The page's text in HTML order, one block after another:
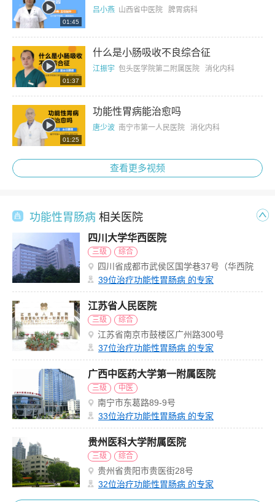
01:45
吕小燕 山西省中医院 脾胃病科
01:37
什么是小肠吸收不良综合征
江振宇 包头医学院第二附属医院 消化内科
01:25
功能性胃病能治愈吗
唐少波 南宁市第一人民医院 消化内科
查看更多视频
功能性胃肠病 相关医院
四川大学华西医院
三级 综合
四川省成都市武侯区国学巷37号（华西院
区）
39位治疗功能性胃肠病 的专家
江苏省人民医院
三级 综合
江苏省南京市鼓楼区广州路300号
37位治疗功能性胃肠病 的专家
广西中医药大学第一附属医院
三级 中医
南宁市东葛路89-9号
33位治疗功能性胃肠病 的专家
贵州医科大学附属医院
三级 综合
贵州省贵阳市贵医街28号
32位治疗功能性胃肠病 的专家